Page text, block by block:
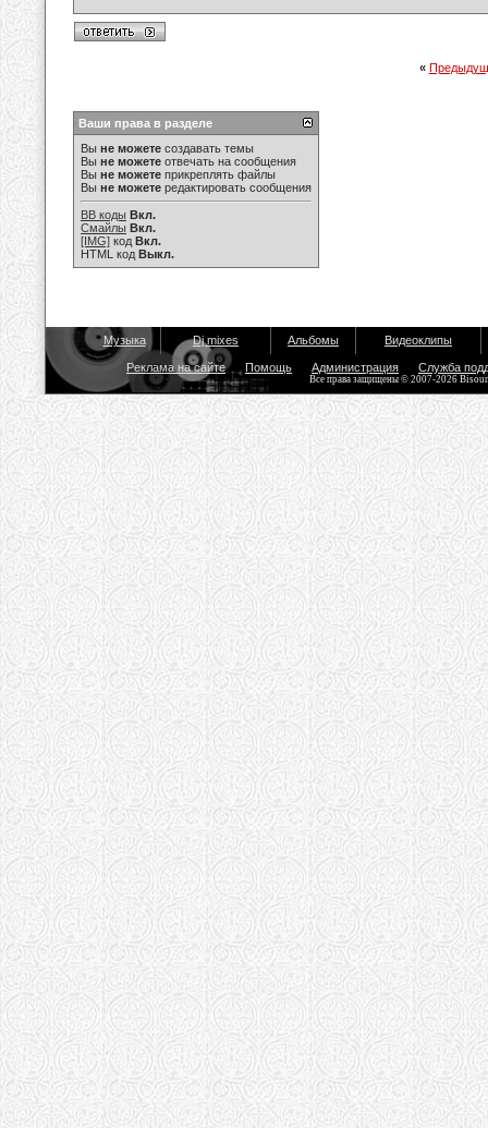
«
Ваши права в разделе
Вы не можете создавать темы
Вы не можете отвечать на сообщения
Вы не можете прикреплять файлы
Вы не можете редактировать сообщения
BB коды Вкл.
Смайлы Вкл.
[IMG] код Вкл.
HTML код Выкл.
Музыка Dj mixes Альбомы Видеоклипы
Реклама на сайте Помощь Администрация Служба
Все права защищены © 2007-2026